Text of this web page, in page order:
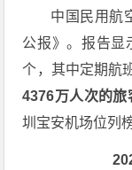
中国民用航
公报》。报告显
个，其中定期航
4376万人次的
圳宝安机场位列